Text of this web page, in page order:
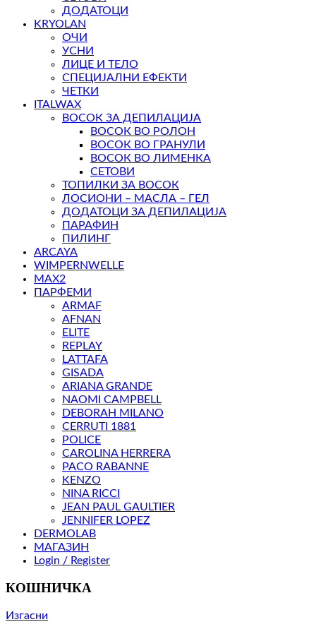
ДОДАТОЦИ
KRYOLAN
ОЧИ
УСНИ
ЛИЦЕ И ТЕЛО
СПЕЦИЈАЛНИ ЕФЕКТИ
ЧЕТКИ
ITALWAX
ВОСОК ЗА ДЕПИЛАЦИЈА
ВОСОК ВО РОЛОН
ВОСОК ВО ГРАНУЛИ
ВОСОК ВО ЛИМЕНКА
СЕТОВИ
ТОПИЛКИ ЗА ВОСОК
ЛОСИОНИ – МАСЛА – ГЕЛ
ДОДАТОЦИ ЗА ДЕПИЛАЦИЈА
ПАРАФИН
ПИЛИНГ
ARCAYA
WIMPERNWELLE
MAX2
ПАРФЕМИ
ARMAF
AFNAN
ELITE
REPLAY
LATTAFA
GISADA
ARIANA GRANDE
NAOMI CAMPBELL
DEBORAH MILANO
CERRUTI 1881
POLICE
CAROLINA HERRERA
PACO RABANNE
KENZO
NINA RICCI
JEAN PAUL GAULTIER
JENNIFER LOPEZ
DERMOLAB
МАГАЗИН
Login / Register
КОШНИЧКА
Изгасни